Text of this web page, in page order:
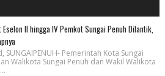
II hingga IV Pemkot Sungai Penuh Dilantik,
SUNGAIPENUH- Pemerintah Kota Sungai
Walikota Sungai Penuh dan Wakil Walikota